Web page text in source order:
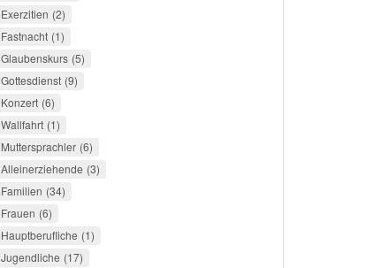
Exerzitien 2
Fastnacht 1
Glaubenskurs 5
Gottesdienst 9
Konzert 6
Wallfahrt 1
Muttersprachler 6
Alleinerziehende 3
Familien 34
Frauen 6
Hauptberufliche 1
Jugendliche 17